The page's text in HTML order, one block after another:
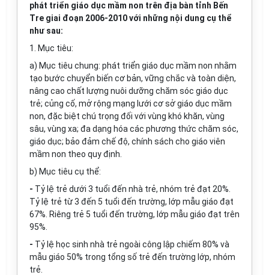
phát triển giáo dục mầm non trên địa bàn tỉnh Bến
Tre giai đoạn 2006-2010 với những nội dung cụ thể
như sau:
1. Mục tiêu:
a) Mục tiêu chung: phát triển giáo dục mầm non nhằm
tạo bước chuyển biến cơ bản, vững chắc và toàn diện,
nâng cao chất lượng nuôi dưỡng chăm sóc giáo dục
trẻ; củng cố, mở rộng mạng lưới cơ sở giáo dục mầm
non, đặc biệt chú trọng đối với vùng khó khăn, vùng
sâu, vùng xa; đa dạng hóa các phương thức chăm sóc,
giáo dục; bảo đảm chế độ, chính sách cho giáo viên
mầm non theo quy định.
b) Mục tiêu cụ thể:
- Tỷ lệ trẻ dưới 3 tuổi đến nhà trẻ, nhóm trẻ đạt 20%.
Tỷ lệ trẻ từ 3 đến 5 tuổi đến trường, lớp mẫu giáo đạt
67%. Riêng trẻ 5 tuổi đến trường, lớp mẫu giáo đạt trên
95%.
- Tỷ lệ học sinh nhà trẻ ngoài công lập chiếm 80% và
mẫu giáo 50% trong tổng số trẻ đến trường lớp, nhóm
trẻ.